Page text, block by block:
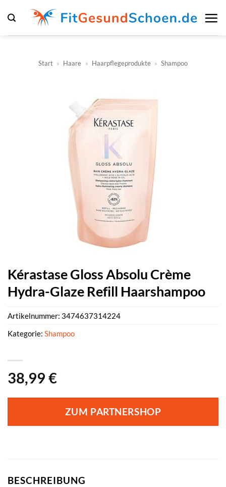
Inhalt
springen
Start » Haare » Haarpflegeprodukte » Shampoo
Kérastase Gloss Absolu Crème
Hydra-Glaze Refill Haarshampoo
38,99 €
ZUM PARTNERSHOP
Artikelnummer: 3474637314224
Kategorie: Shampoo
BESCHREIBUNG